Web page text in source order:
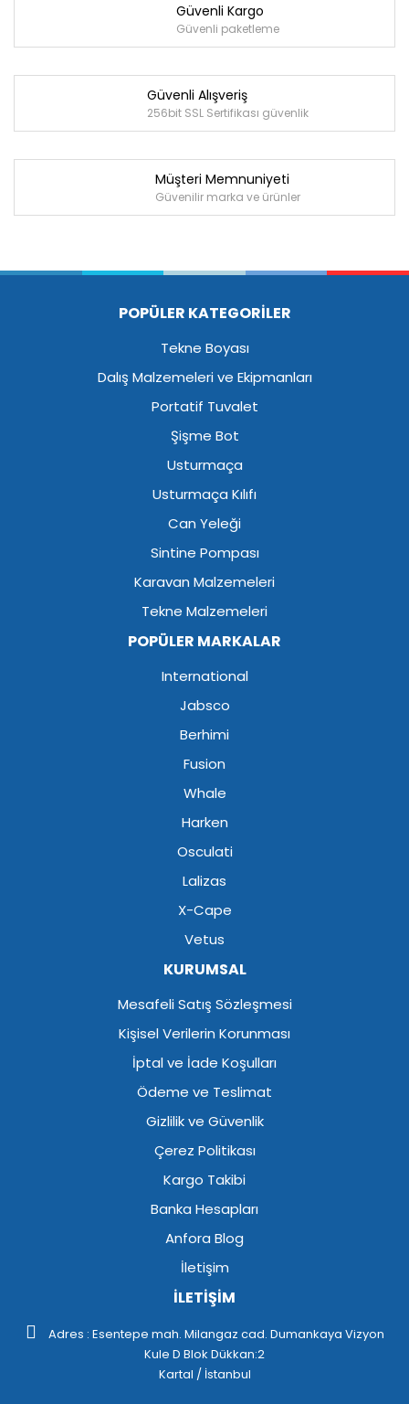
Güvenli Kargo
Güvenli paketleme
Güvenli Alışveriş
256bit SSL Sertifikası güvenlik
Müşteri Memnuniyeti
Güvenilir marka ve ürünler
POPÜLER KATEGORİLER
Tekne Boyası
Dalış Malzemeleri ve Ekipmanları
Portatif Tuvalet
Şişme Bot
Usturmaça
Usturmaça Kılıfı
Can Yeleği
Sintine Pompası
Karavan Malzemeleri
Tekne Malzemeleri
POPÜLER MARKALAR
International
Jabsco
Berhimi
Fusion
Whale
Harken
Osculati
Lalizas
X-Cape
Vetus
KURUMSAL
Mesafeli Satış Sözleşmesi
Kişisel Verilerin Korunması
İptal ve İade Koşulları
Ödeme ve Teslimat
Gizlilik ve Güvenlik
Çerez Politikası
Kargo Takibi
Banka Hesapları
Anfora Blog
İletişim
İLETİŞİM
Adres : Esentepe mah. Milangaz cad. Dumankaya Vizyon
Kule D Blok Dükkan:2
Kartal / İstanbul